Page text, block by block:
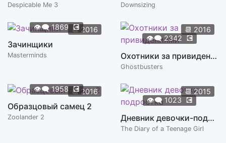
Despicable Me 3 Downsizing
📆2016
👁️‍🗨️1869 💽
Зачинщики
Masterminds
📆 2016
👁️‍🗨️2342 💽
Охотники за привидениями
Ghostbusters
📆2016
👁️‍🗨️1958 💽
Образцовый самец 2
Zoolander 2
📆2015
👁️‍🗨️1023 💽
Дневник девочки-подростка
The Diary of a Teenage Girl